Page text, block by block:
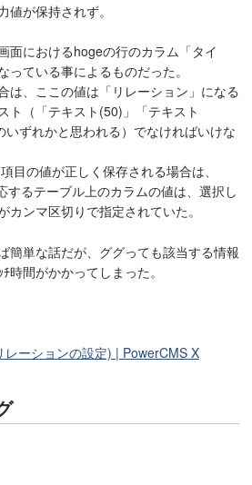
値が保持されず。
面におけるhogeの行のカラム「タイ
っている事によるものだった。
は、ここの値は「リレーション」になる
ト（「テキスト(50)」「テキスト
いずれかと思われる）でなければいけな
目の値が正しく保存される場合は、
するテーブル上のカラムの値は、選択し
カンマ区切りで指定されていた。
簡単な話だが、ググっても該当する情報
時間がかかってしまった。
ーションの設定) | PowerCMS X